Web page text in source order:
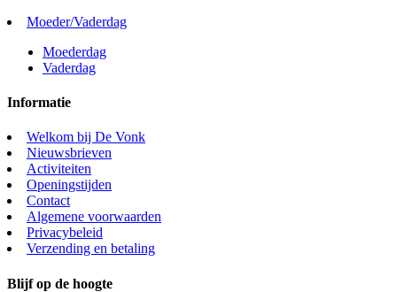
Moeder/Vaderdag
Moederdag
Vaderdag
Informatie
Welkom bij De Vonk
Nieuwsbrieven
Activiteiten
Openingstijden
Contact
Algemene voorwaarden
Privacybeleid
Verzending en betaling
Blijf op de hoogte